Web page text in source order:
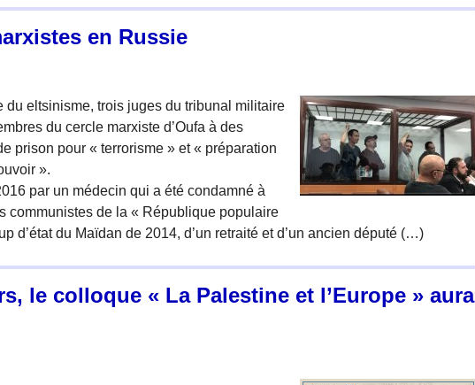
en Russie
du eltsinisme, trois juges du tribunal militaire
du cercle marxiste d’Oufa à des
prison pour « terrorisme » et « préparation
».
par un médecin qui a été condamné à
communistes de la « République populaire
d’état du Maïdan de 2014, d’un retraité et d’un ancien député (…)
le colloque « La Palestine et l’Europe » aura